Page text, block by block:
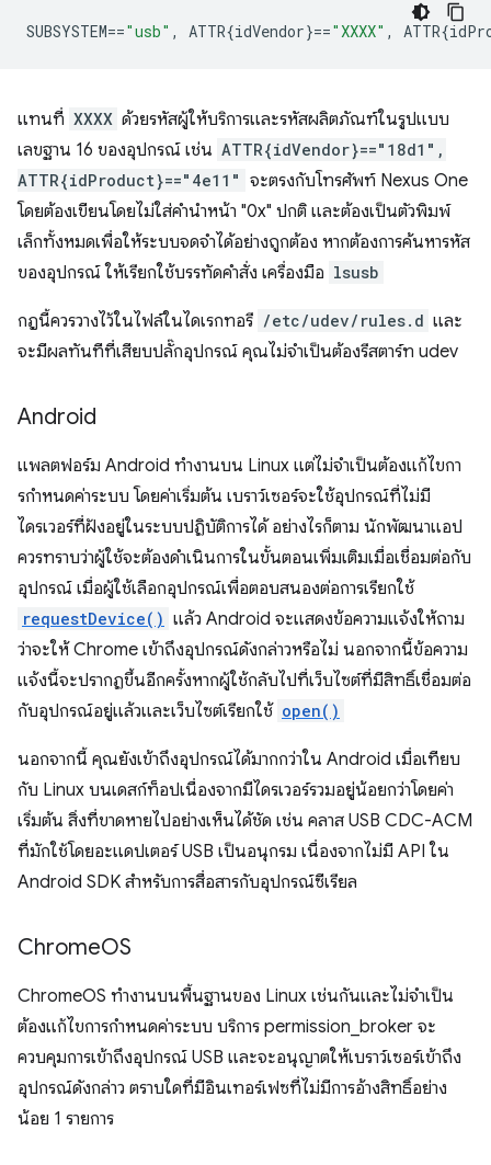
SUBSYSTEM=="usb" , ATTR{idVendor}=="XXXX" ,
แทนที่ XXXX ด้วยรหัสผู้ให้บริการและรหัสผลิตภัณฑ์ในรูปแบบ
เลขฐาน 16 ของอุปกรณ์ เช่น ATTR{idVendor}=="18d1",
ATTR{idProduct}=="4e11" จะตรงกับโทรศัพท์ Nexus One
โดยต้องเขียนโดยไม่ใส่คำนำหน้า "0x" ปกติ และต้องเป็นตัวพิมพ์
เล็กทั้งหมดเพื่อให้ระบบจดจำได้อย่างถูกต้อง หากต้องการค้นหารหัส
ของอุปกรณ์ ให้เรียกใช้บรรทัดคำสั่ง เครื่องมือ lsusb
กฎนี้ควรวางไว้ในไฟล์ในไดเรกทอรี /etc/udev/rules.d และ
จะมีผลทันทีที่เสียบปลั๊กอุปกรณ์ คุณไม่จำเป็นต้องรีสตาร์ท udev
Android
แพลตฟอร์ม Android ทำงานบน Linux แต่ไม่จำเป็นต้องแก้ไขกา
รกําหนดค่าระบบ โดยค่าเริ่มต้น เบราว์เซอร์จะใช้อุปกรณ์ที่ไม่มี
ไดรเวอร์ที่ฝังอยู่ในระบบปฏิบัติการได้ อย่างไรก็ตาม นักพัฒนาแอป
ควรทราบว่าผู้ใช้จะต้องดำเนินการในขั้นตอนเพิ่มเติมเมื่อเชื่อมต่อกับ
อุปกรณ์ เมื่อผู้ใช้เลือกอุปกรณ์เพื่อตอบสนองต่อการเรียกใช้
requestDevice() แล้ว Android จะแสดงข้อความแจ้งให้ถาม
ว่าจะให้ Chrome เข้าถึงอุปกรณ์ดังกล่าวหรือไม่ นอกจากนี้ข้อความ
แจ้งนี้จะปรากฏขึ้นอีกครั้งหากผู้ใช้กลับไปที่เว็บไซต์ที่มีสิทธิ์เชื่อมต่อ
กับอุปกรณ์อยู่แล้วและเว็บไซต์เรียกใช้ open()
นอกจากนี้ คุณยังเข้าถึงอุปกรณ์ได้มากกว่าใน Android เมื่อเทียบ
กับ Linux บนเดสก์ท็อปเนื่องจากมีไดรเวอร์รวมอยู่น้อยกว่าโดยค่า
เริ่มต้น สิ่งที่ขาดหายไปอย่างเห็นได้ชัด เช่น คลาส USB CDC-ACM
ที่มักใช้โดยอะแดปเตอร์ USB เป็นอนุกรม เนื่องจากไม่มี API ใน
Android SDK สำหรับการสื่อสารกับอุปกรณ์ซีเรียล
ChromeOS
ChromeOS ทำงานบนพื้นฐานของ Linux เช่นกันและไม่จำเป็น
ต้องแก้ไขการกําหนดค่าระบบ บริการ permission_broker จะ
ควบคุมการเข้าถึงอุปกรณ์ USB และจะอนุญาตให้เบราว์เซอร์เข้าถึง
อุปกรณ์ดังกล่าว ตราบใดที่มีอินเทอร์เฟซที่ไม่มีการอ้างสิทธิ์อย่าง
น้อย 1 รายการ